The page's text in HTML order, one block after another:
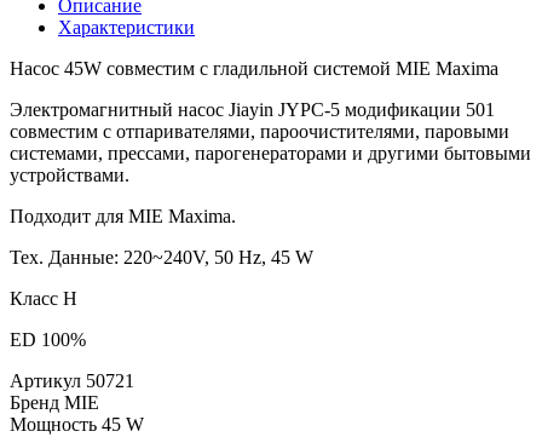
Описание
Характеристики
Насос 45W совместим с гладильной системой MIE Maxima
Электромагнитный насос Jiayin JYPC-5 модификации 501
совместим с отпаривателями, пароочистителями, паровыми
системами, прессами, парогенераторами и другими бытовыми
устройствами.
Подходит для MIE Maxima.
Тех. Данные: 220~240V, 50 Hz, 45 W
Класс H
ED 100%
Артикул 50721
Бренд MIE
Мощность 45 W